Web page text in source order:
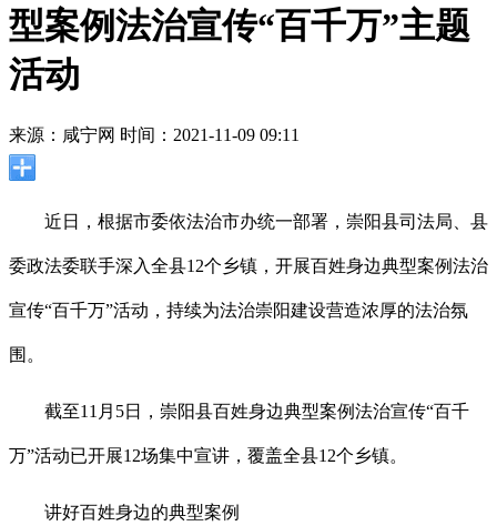
型案例法治宣传“百千万”主题
活动
来源：咸宁网 时间：2021-11-09 09:11
近日，根据市委依法治市办统一部署，崇阳县司法局、县
委政法委联手深入全县12个乡镇，开展百姓身边典型案例法治
宣传“百千万”活动，持续为法治崇阳建设营造浓厚的法治氛
围。
截至11月5日，崇阳县百姓身边典型案例法治宣传“百千
万”活动已开展12场集中宣讲，覆盖全县12个乡镇。
讲好百姓身边的典型案例